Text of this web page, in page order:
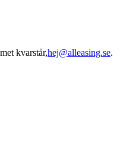
kvarstår,hej@alleasing.se.